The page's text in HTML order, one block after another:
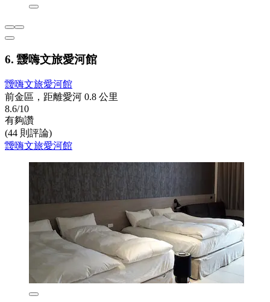
6. 靉嗨文旅愛河館
靉嗨文旅愛河館
前金區，距離愛河 0.8 公里
8.6/10
有夠讚
(44 則評論)
靉嗨文旅愛河館